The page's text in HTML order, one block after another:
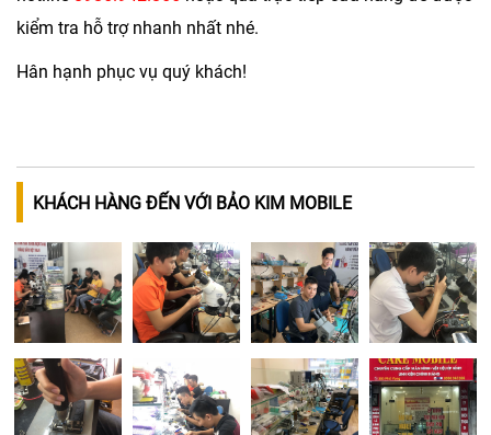
kiểm tra hỗ trợ nhanh nhất nhé.
Hân hạnh phục vụ quý khách!
KHÁCH HÀNG ĐẾN VỚI BẢO KIM MOBILE